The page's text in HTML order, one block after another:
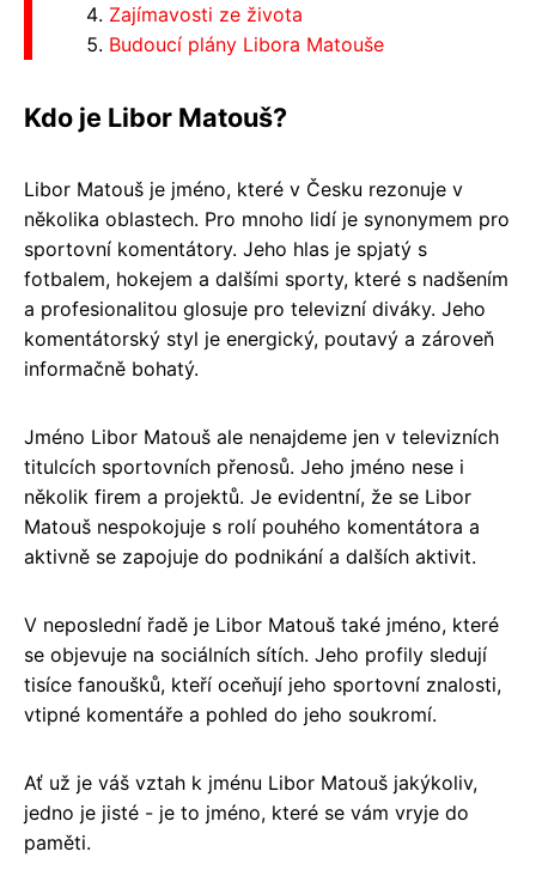
Zajímavosti ze života
Budoucí plány Libora Matouše
Kdo je Libor Matouš?
Libor Matouš je jméno, které v Česku rezonuje v
několika oblastech. Pro mnoho lidí je synonymem pro
sportovní komentátory. Jeho hlas je spjatý s
fotbalem, hokejem a dalšími sporty, které s nadšením
a profesionalitou glosuje pro televizní diváky. Jeho
komentátorský styl je energický, poutavý a zároveň
informačně bohatý.
Jméno Libor Matouš ale nenajdeme jen v televizních
titulcích sportovních přenosů. Jeho jméno nese i
několik firem a projektů. Je evidentní, že se Libor
Matouš nespokojuje s rolí pouhého komentátora a
aktivně se zapojuje do podnikání a dalších aktivit.
V neposlední řadě je Libor Matouš také jméno, které
se objevuje na sociálních sítích. Jeho profily sledují
tisíce fanoušků, kteří oceňují jeho sportovní znalosti,
vtipné komentáře a pohled do jeho soukromí.
Ať už je váš vztah k jménu Libor Matouš jakýkoliv,
jedno je jisté - je to jméno, které se vám vryje do
paměti.